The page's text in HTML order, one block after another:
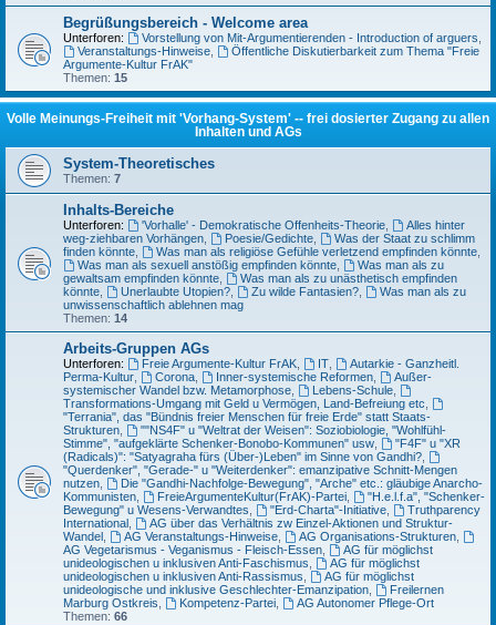
Begrüßungsbereich - Welcome area
Unterforen: Vorstellung von Mit-Argumentierenden - Introduction of arguers
Veranstaltungs-Hinweise,
Öffentliche Diskutierbarkeit zum Thema "Freie
Argumente-Kultur FrAK"
Themen: 15
Volle Meinungs-Freiheit mit 'Vorhang-System' -- frei dosierter Zugang zu allen
Inhalten und AGs
System-Theoretisches
Themen: 7
Inhalts-Bereiche
Unterforen: 'Vorhalle' - Demokratische Offenheits-Theorie,
Alles hinter
weg-ziehbaren Vorhängen
Poesie/Gedichte,
Was der Staat zu schlimm
finden könnte
Was man als religiöse Gefühle verletzend empfinden könnte,
Was man als sexuell anstößig empfinden könnte,
Was man als zu
gewaltsam empfinden könnte
Was man als zu unästhetisch empfinden
könnte
Unerlaubte Utopien?, Zu wilde Fantasien?,
Was man als zu
unwissenschaftlich ablehnen mag
Themen: 14
Arbeits-Gruppen AGs
Unterforen: Freie Argumente-Kultur FrAK, IT,
Autarkie - Ganzheitl.
Perma-Kultur
Corona, Inner-systemische Reformen,
Außer-
systemischer Wandel bzw. Metamorphose
Lebens-Schule,
Transformations-Umgang mit Geld u Vermögen, Land-Befreiung etc
"Terrania", das "Bündnis freier Menschen für freie Erde" statt Staats-
Strukturen
""NS4F" u "Weltrat der Weisen": Soziobiologie, "Wohlfühl-
Stimme", "aufgeklärte Schenker-Bonobo-Kommunen" usw
"F4F" u "XR
(Radicals)": "Satyagraha fürs (Über-)Leben" im Sinne von Gandhi?
"Querdenker", "Gerade-" u "Weiterdenker": emanzipative Schnitt-Mengen
nutzen
Die "Gandhi-Nachfolge-Bewegung", "Arche" etc.: gläubige Anarcho-
Kommunisten
FreieArgumenteKultur(FrAK)-Partei,
"H.e.l.f.a", "Schenker-
Bewegung" u Wesens-Verwandtes
"Erd-Charta"-Initiative,
Truthparency
International
AG über das Verhältnis zw Einzel-Aktionen und Struktur-
Wandel
AG Veranstaltungs-Hinweise, AG Organisations-Strukturen,
AG Vegetarismus - Veganismus - Fleisch-Essen
AG für möglichst
unideologischen u inklusiven Anti-Faschismus
AG für möglichst
unideologischen u inklusiven Anti-Rassismus
AG für möglichst
unideologische und inklusive Geschlechter-Emanzipation
Freilernen
Marburg Ostkreis
Kompetenz-Partei,
AG Autonomer Pflege-Ort
Themen: 66